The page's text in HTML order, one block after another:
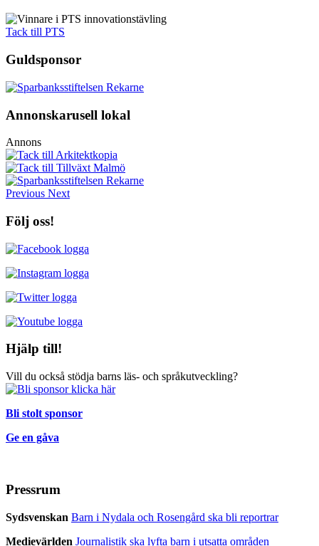
Tack till PTS
Guldsponsor
Annonskarusell lokal
Annons
Previous Next
Följ oss!
Hjälp till!
Vill du också stödja barns läs- och språkutveckling?
Bli stolt sponsor
Ge en gåva
Pressrum
Sydsvenskan Barn i Nydala och Rosengård ska bli reportrar
Medievärlden Journalistik ska lyfta barn i utsatta områden